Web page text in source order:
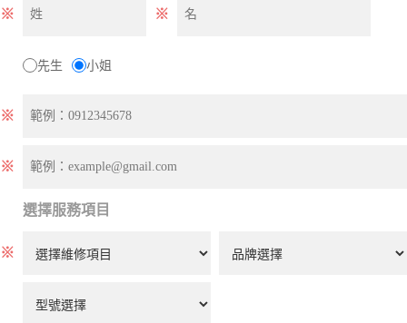
※ ※
先生 小姐
※
※
選擇服務項目
※